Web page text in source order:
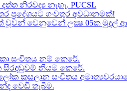
නිරවද්‍ය නැහැ. PUCSL
ප්‍රදේශයට ගංවතුර අවධානමක්!
වෙනුවෙන් ලක්‍ෂ 05ක​ මුදල්
සංචිතය නම් කෙරේ​.
සිරදඬුවම් නියම කෙරේ.
කුසලාන සංචිතය
වෙඩි තැබීම​.